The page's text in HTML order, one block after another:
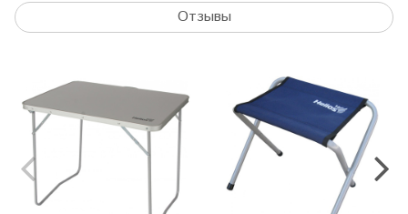
Отзывы